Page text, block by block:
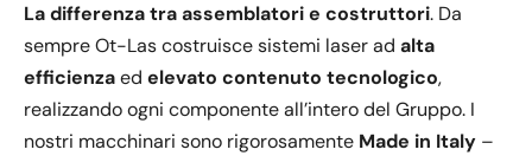
La differenza tra assemblatori e costruttori. Da
sempre Ot-Las costruisce sistemi laser ad alta
efficienzaed elevato contenuto tecnologico,
realizzando ogni componente all’intero del Gruppo. I
nostri macchinari sono rigorosamente Made in Italy –